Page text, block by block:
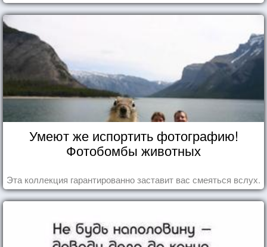
Умеют же испортить фотографию!
Фотобомбы животных
Эта коллекция гарантированно заставит вас смеяться вслух.